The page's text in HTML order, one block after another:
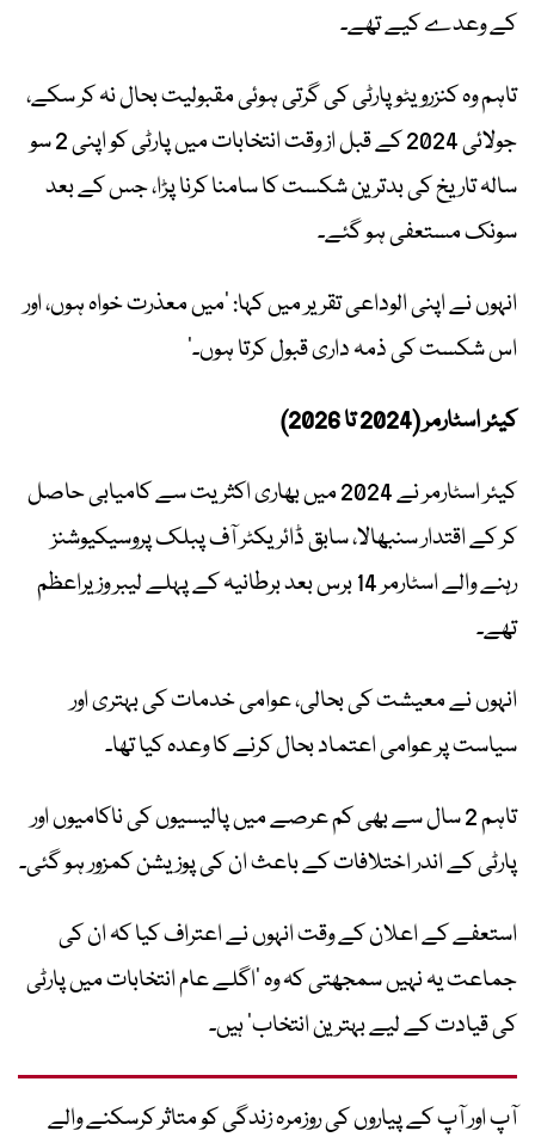
کے وعدے کیے تھے۔
تاہم وہ کنزرویٹو پارٹی کی گرتی ہوئی مقبولیت بحال نہ کر سکے،
جولائی 2024 کے قبل از وقت انتخابات میں پارٹی کو اپنی 2 سو
سالہ تاریخ کی بدترین شکست کا سامنا کرنا پڑا، جس کے بعد
سونک مستعفی ہو گئے۔
انہوں نے اپنی الوداعی تقریر میں کہا: ’میں معذرت خواہ ہوں، اور
اس شکست کی ذمہ داری قبول کرتا ہوں۔‘
کیئر اسٹارمر (2024 تا 2026)
کیئر اسٹارمر نے 2024 میں بھاری اکثریت سے کامیابی حاصل
کر کے اقتدار سنبھالا، سابق ڈائریکٹر آف پبلک پروسیکیوشنز
رہنے والے اسٹارمر 14 برس بعد برطانیہ کے پہلے لیبر وزیراعظم
تھے۔
انہوں نے معیشت کی بحالی، عوامی خدمات کی بہتری اور
سیاست پر عوامی اعتماد بحال کرنے کا وعدہ کیا تھا۔
تاہم 2 سال سے بھی کم عرصے میں پالیسیوں کی ناکامیوں اور
پارٹی کے اندر اختلافات کے باعث ان کی پوزیشن کمزور ہو گئی۔
استعفے کے اعلان کے وقت انہوں نے اعتراف کیا کہ ان کی
جماعت یہ نہیں سمجھتی کہ وہ ’اگلے عام انتخابات میں پارٹی
کی قیادت کے لیے بہترین انتخاب‘ ہیں۔
آپ اور آپ کے پیاروں کی روزمرہ زندگی کو متاثر کرسکنے والے